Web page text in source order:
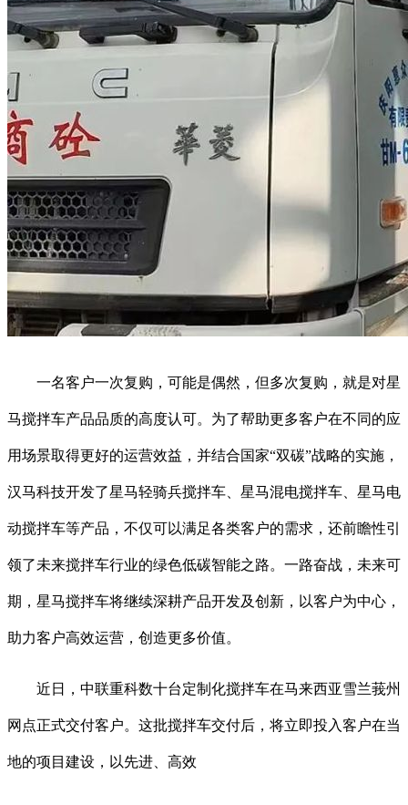
一名客户一次复购，可能是偶然，但多次复购，就是对星
马搅拌车产品品质的高度认可。为了帮助更多客户在不同的应
用场景取得更好的运营效益，并结合国家“双碳”战略的实施，
汉马科技开发了星马轻骑兵搅拌车、星马混电搅拌车、星马电
动搅拌车等产品，不仅可以满足各类客户的需求，还前瞻性引
领了未来搅拌车行业的绿色低碳智能之路。一路奋战，未来可
期，星马搅拌车将继续深耕产品开发及创新，以客户为中心，
助力客户高效运营，创造更多价值。
近日，中联重科数十台定制化搅拌车在马来西亚雪兰莪州
网点正式交付客户。这批搅拌车交付后，将立即投入客户在当
地的项目建设，以先进、高效